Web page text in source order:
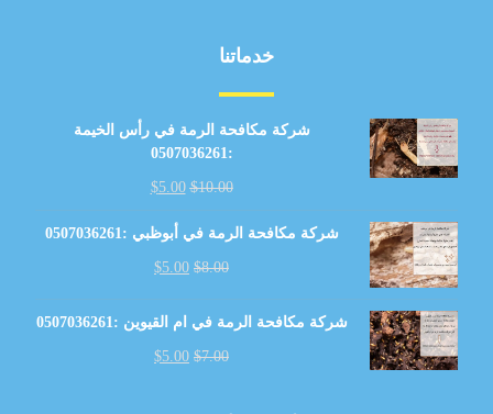
خدماتنا
شركة مكافحة الرمة في رأس الخيمة
:0507036261
$10.00
$5.00
شركة مكافحة الرمة في أبوظبي :0507036261
$8.00
$5.00
شركة مكافحة الرمة في ام القيوين :0507036261
$7.00
$5.00